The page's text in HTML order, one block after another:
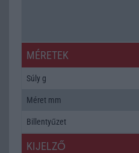
MÉRETEK
Súly g
Méret mm
Billentyűzet
KIJELZŐ